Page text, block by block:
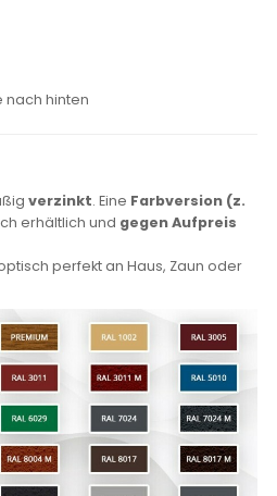
nach hinten
verzinkt. Eine Farbversion (z.
erhältlich und gegen Aufpreis
perfekt an Haus, Zaun oder